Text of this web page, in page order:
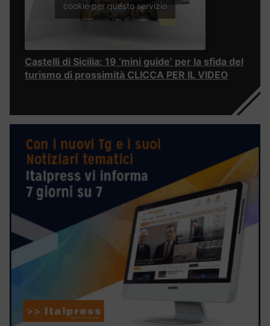
cookie per questo servizio
Castelli di Sicilia: 19 ‘mini guide’ per la sfida del
turismo di prossimità CLICCA PER IL VIDEO